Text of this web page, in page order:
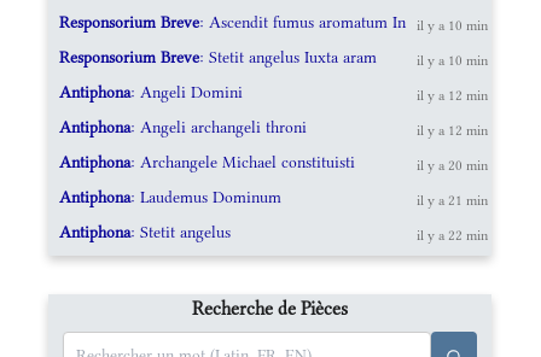
Responsorium Breve: Ascendit fumus aromatum In il y a 10 min
Responsorium Breve: Stetit angelus Iuxta aram il y a 10 min
Antiphona: Angeli Domini il y a 12 min
Antiphona: Angeli archangeli throni il y a 12 min
Antiphona: Archangele Michael constituisti il y a 20 min
Antiphona: Laudemus Dominum il y a 21 min
Antiphona: Stetit angelus il y a 22 min
Recherche de Pièces